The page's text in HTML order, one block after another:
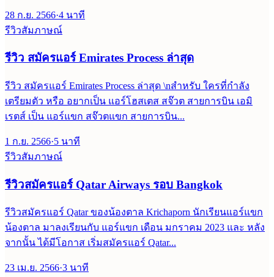
28 ก.ย. 2566·4 นาที
รีวิวสัมภาษณ์
รีวิว สมัครแอร์ Emirates Process ล่าสุด
รีวิว สมัครแอร์ Emirates Process ล่าสุด \nสำหรับ ใครที่กำลัง
เตรียมตัว หรือ อยากเป็น แอร์โฮสเตส สจ๊วต สายการบิน เอมิ
เรตส์ เป็น แอร์แขก สจ๊วตแขก สายการบิน...
1 ก.ย. 2566·5 นาที
รีวิวสัมภาษณ์
รีวิวสมัครแอร์ Qatar Airways รอบ Bangkok
รีวิวสมัครแอร์ Qatar ของน้องตาล Krichaporn นักเรียนแอร์แขก
น้องตาล มาลงเรียนกับ แอร์แขก เดือน มกราคม 2023 และ หลัง
จากนั้น ได้มีโอกาส เริ่มสมัครแอร์ Qatar...
23 เม.ย. 2566·3 นาที